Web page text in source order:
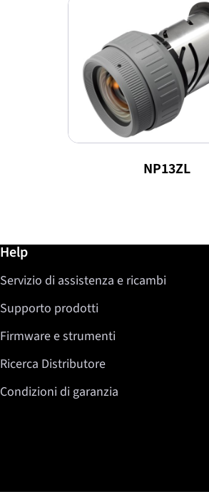
NP13ZL
Ulteriori informazioni /
Help
Servizio di assistenza e ricambi
Supporto prodotti
Firmware e strumenti
Ricerca Distributore
Condizioni di garanzia